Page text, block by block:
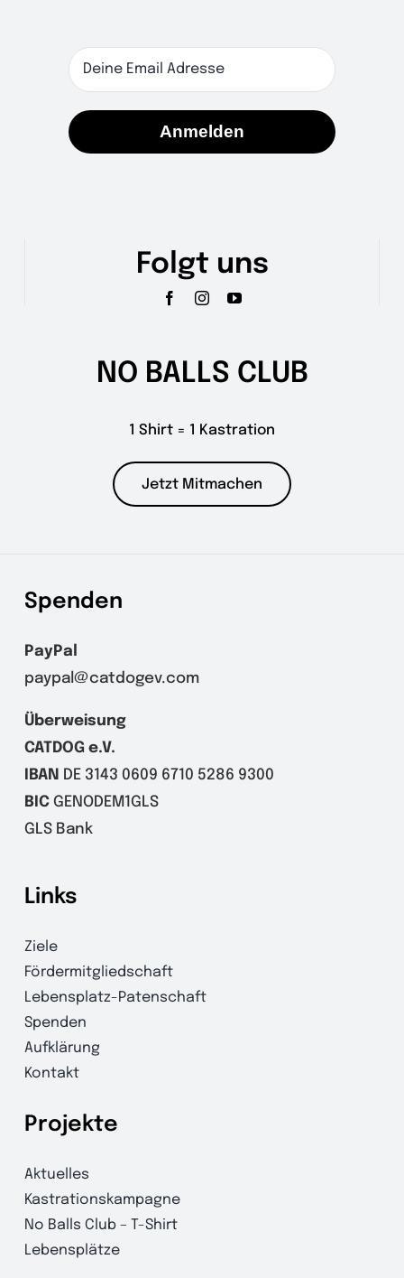
Anmelden
Folgt uns
NO BALLS CLUB
1 Shirt = 1 Kastration
Jetzt Mitmachen
Spenden
PayPal
paypal@catdogev.com
Überweisung
CATDOG e.V.
IBAN
DE 3143 0609 6710 5286 9300
BICGENODEM1GLS
GLS Bank
Links
Ziele
Fördermitgliedschaft
Lebensplatz-Patenschaft
Spenden
Aufklärung
Kontakt
Projekte
Aktuelles
Kastrationskampagne
No Balls Club – T-Shirt
Lebensplätze